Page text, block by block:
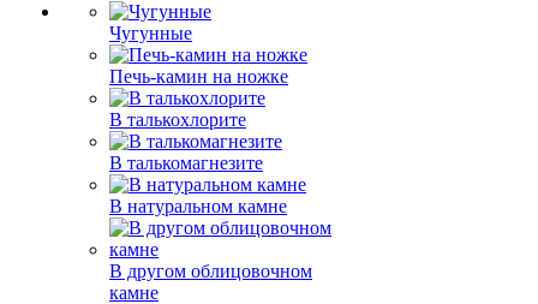
Чугунные
Печь-камин на ножке
В талькохлорите
В талькомагнезите
В натуральном камне
В другом облицовочном
камне